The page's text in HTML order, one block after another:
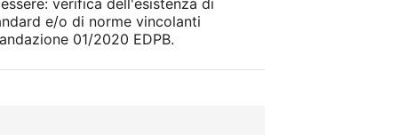
verifica dell'esistenza di
e/o di norme vincolanti
01/2020 EDPB.